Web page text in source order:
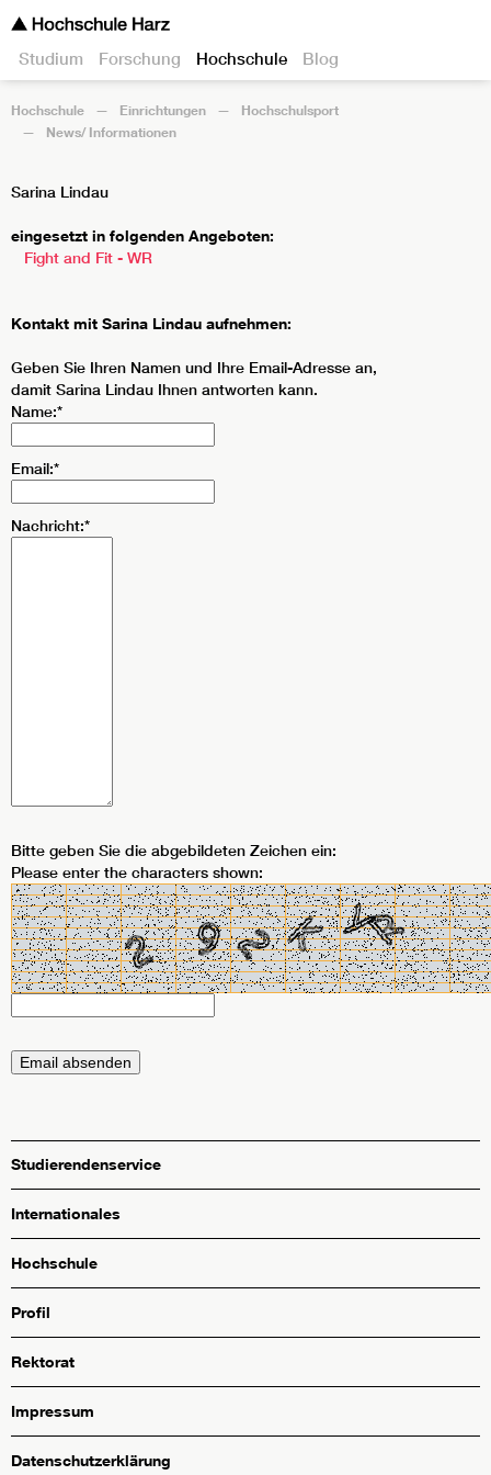
Studium Forschung Hochschule Blog
Hochschule Einrichtungen
Hochschulsport
News/ Informationen
Sarina Lindau
eingesetzt in folgenden Angeboten:
Fight and Fit - WR
Kontakt mit Sarina Lindau aufnehmen:
Geben Sie Ihren Namen und Ihre Email-Adresse an,
damit Sarina Lindau Ihnen antworten kann.
Name:*
Email:*
Nachricht:*
Bitte geben Sie die abgebildeten Zeichen ein:
Please enter the characters shown:
Studierendenservice
Internationales
Hochschule
Profil
Rektorat
Impressum
Datenschutzerklärung